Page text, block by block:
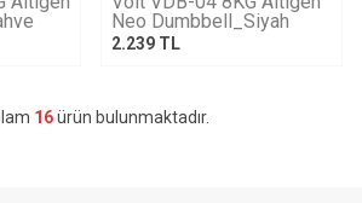
Neo Dumbbell_Siyah
2.239 TL
16ürün bulunmaktadır.